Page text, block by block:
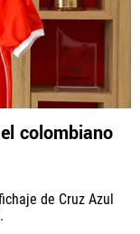
colombiano
de Cruz Azul